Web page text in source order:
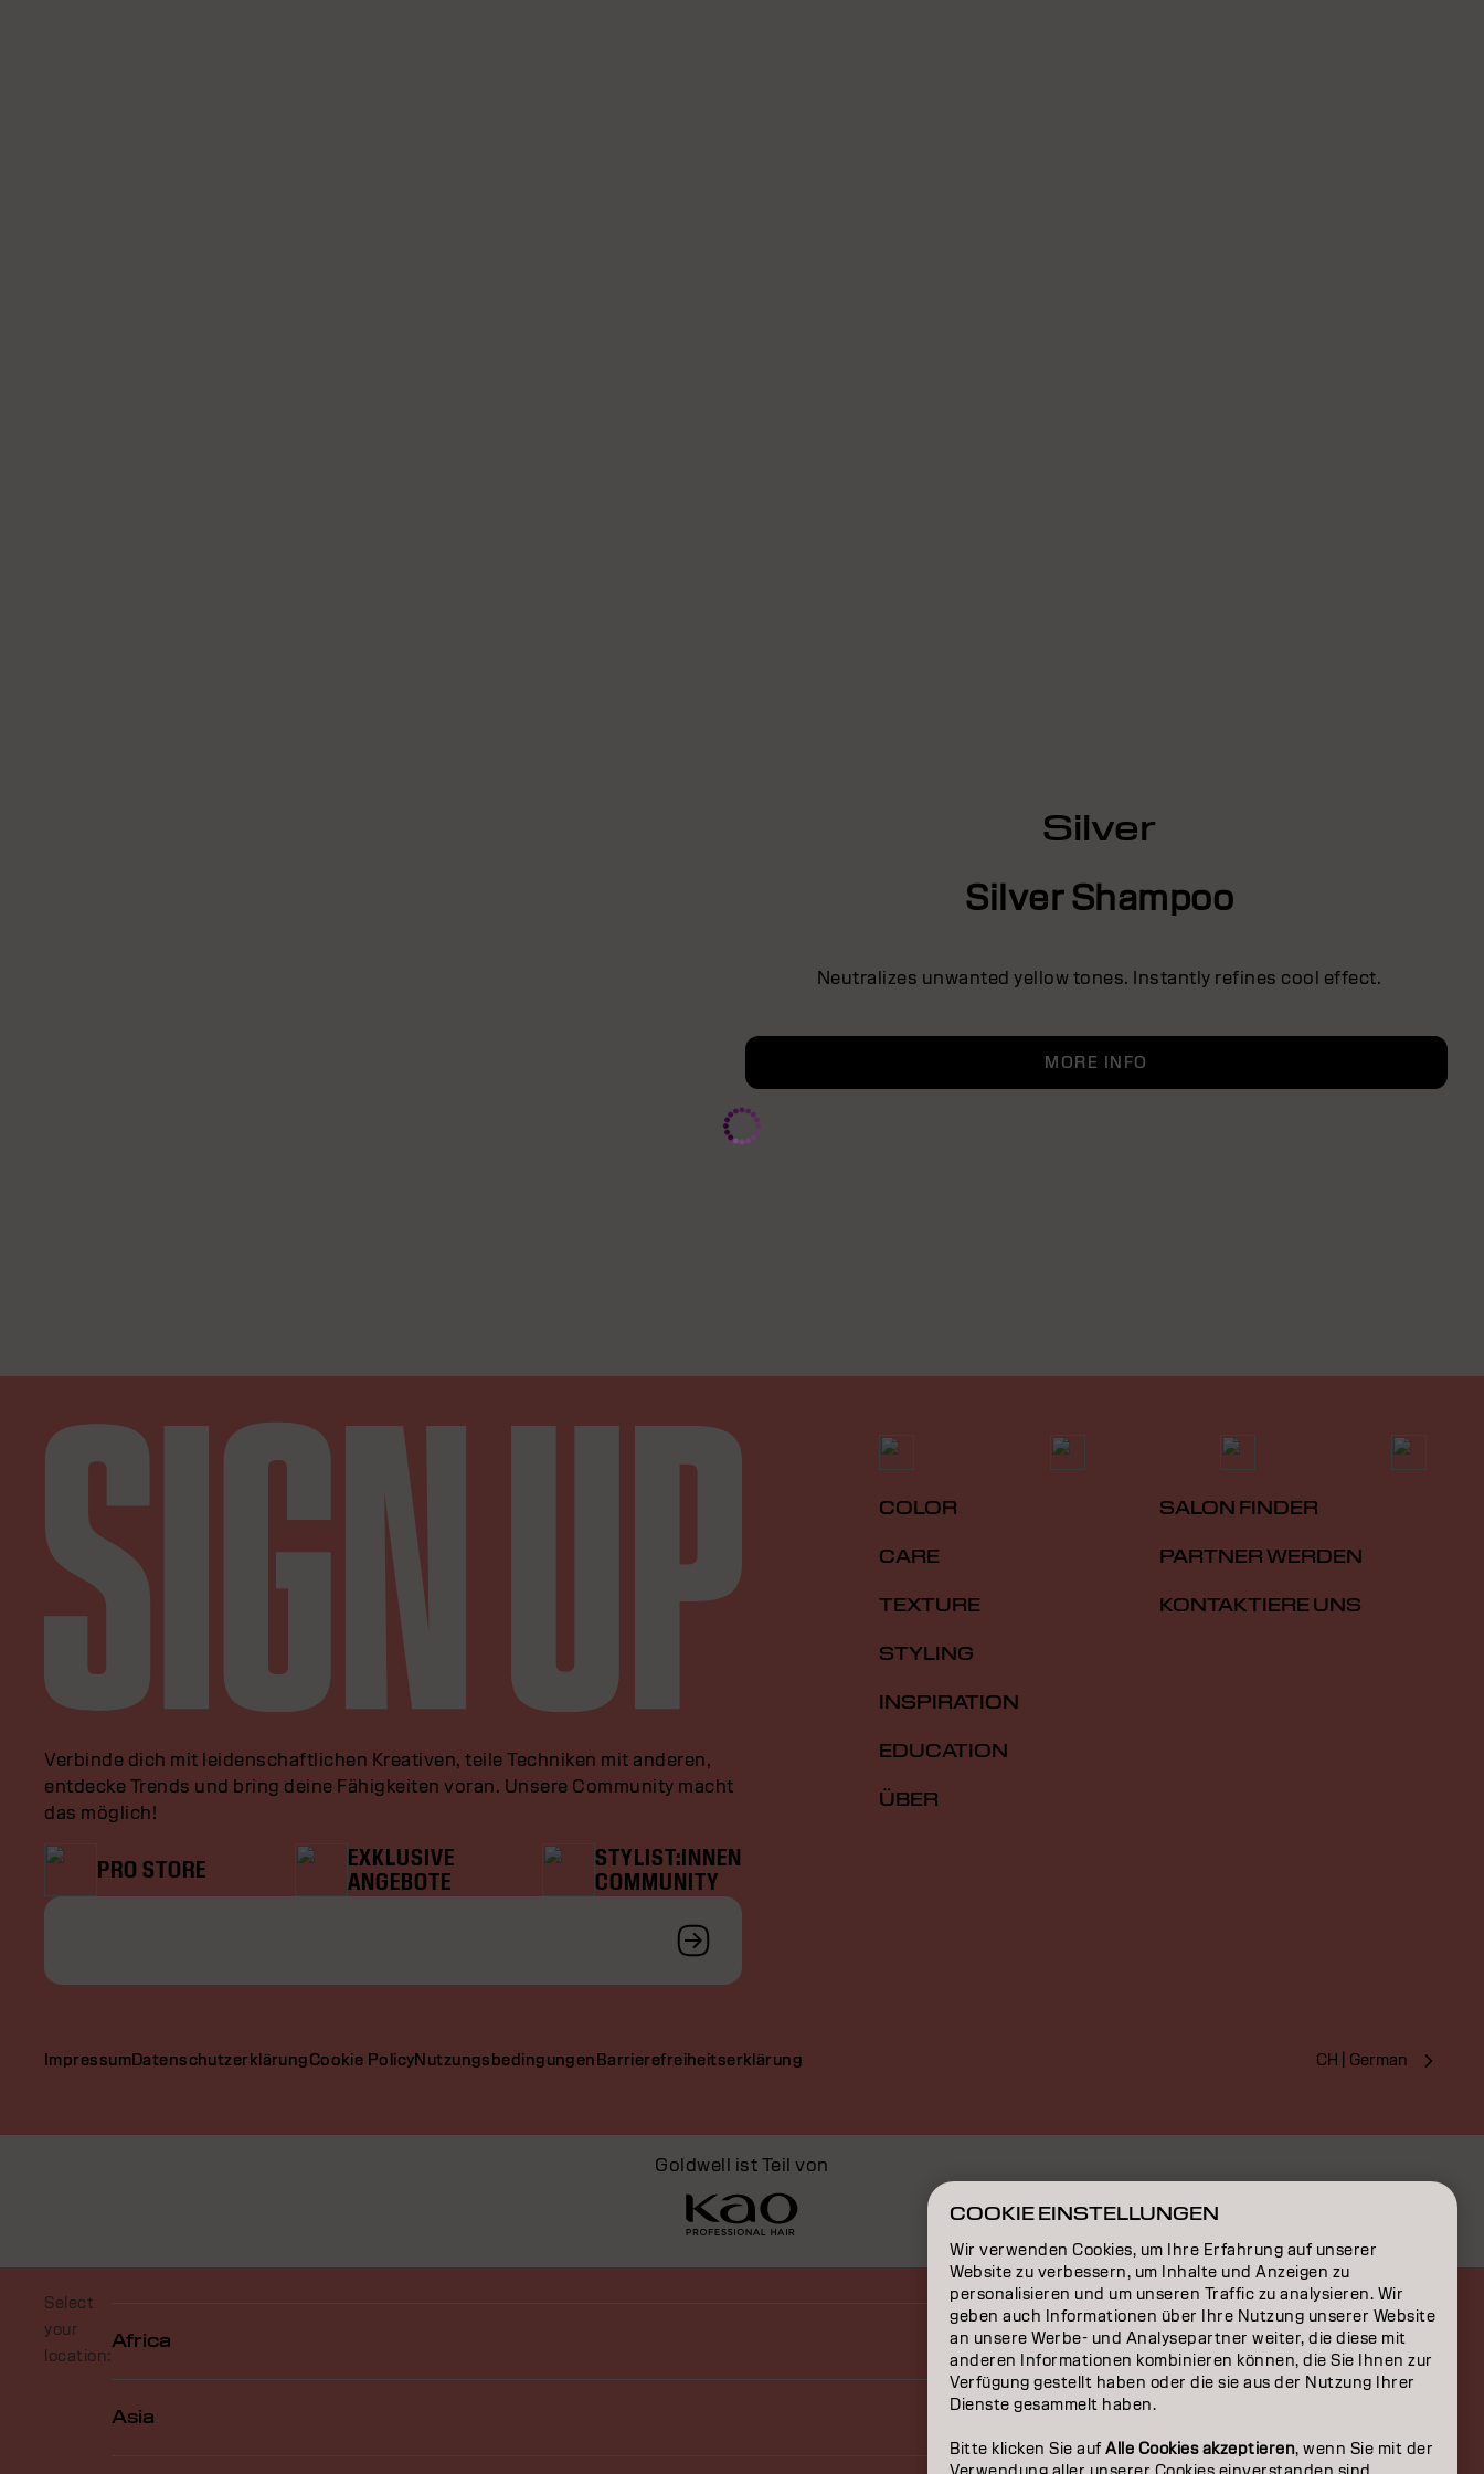
Silver
Silver Shampoo
Neutralizes unwanted yellow tones. Instantly refines cool effect.
MORE INFO
Verbinde dich mit leidenschaftlichen Kreativen, teile Techniken mit anderen,
entdecke Trends und bring deine Fähigkeiten voran. Unsere Community macht
das möglich!
PRO STORE
EXKLUSIVE
ANGEBOTE
STYLIST:INNEN
COMMUNITY
COLOR
CARE
TEXTURE
STYLING
INSPIRATION
EDUCATION
ÜBER
SALON FINDER
PARTNER WERDEN
KONTAKTIERE UNS
ImpressumDatenschutzerklärungCookie PolicyNutzungsbedingungen Barrierefreiheitserklärung CH | German
Goldwell ist Teil von
Select
your
location:
Africa
Asia
COOKIE EINSTELLUNGEN
Wir verwenden Cookies, um Ihre Erfahrung auf unserer
Website zu verbessern, um Inhalte und Anzeigen zu
personalisieren und um unseren Traffic zu analysieren. Wir
geben auch Informationen über Ihre Nutzung unserer Website
an unsere Werbe- und Analysepartner weiter, die diese mit
anderen Informationen kombinieren können, die Sie Ihnen zur
Verfügung gestellt haben oder die sie aus der Nutzung Ihrer
Dienste gesammelt haben.
Bitte klicken Sie aufAlle Cookies akzeptieren, wenn Sie mit der